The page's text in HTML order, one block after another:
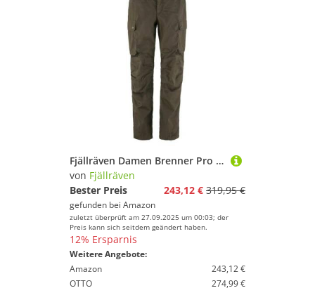
Fjällräven Damen Brenner Pro Winter Hose, Dark Olive, 42/R
von Fjällräven
Bester Preis
243,12 € 319,95 €
gefunden bei Amazon
zuletzt überprüft am 27.09.2025 um 00:03; der
Preis kann sich seitdem geändert haben.
12% Ersparnis
Weitere Angebote:
Amazon
243,12 €
OTTO
274,99 €